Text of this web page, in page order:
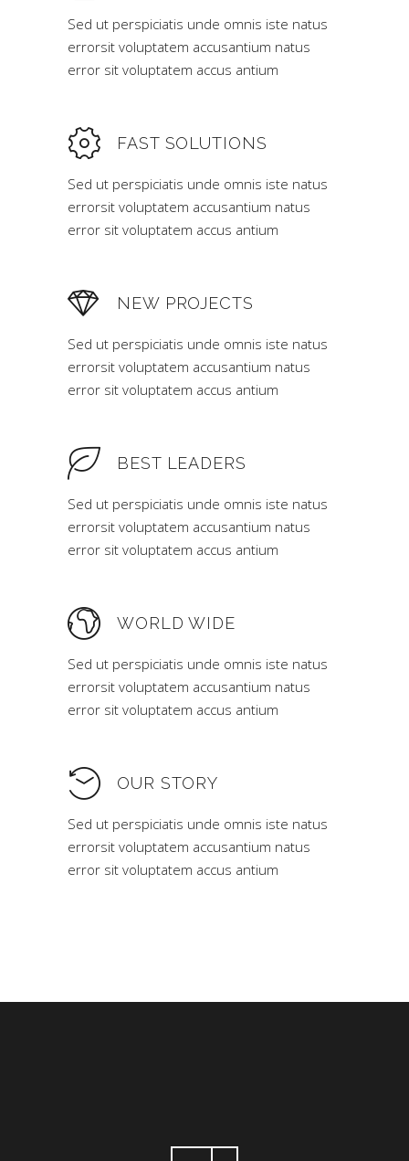
Sed ut perspiciatis unde omnis iste natus
errorsit voluptatem accusantium natus
error sit voluptatem accus antium
FAST SOLUTIONS
Sed ut perspiciatis unde omnis iste natus
errorsit voluptatem accusantium natus
error sit voluptatem accus antium
NEW PROJECTS
Sed ut perspiciatis unde omnis iste natus
errorsit voluptatem accusantium natus
error sit voluptatem accus antium
BEST LEADERS
Sed ut perspiciatis unde omnis iste natus
errorsit voluptatem accusantium natus
error sit voluptatem accus antium
WORLD WIDE
Sed ut perspiciatis unde omnis iste natus
errorsit voluptatem accusantium natus
error sit voluptatem accus antium
OUR STORY
Sed ut perspiciatis unde omnis iste natus
errorsit voluptatem accusantium natus
error sit voluptatem accus antium